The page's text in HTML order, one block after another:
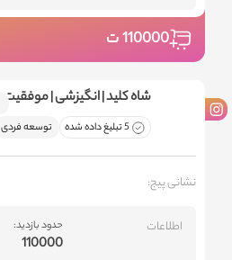
110000ت
شاه کلید | انگیزشی | موفقیت
5 تبلیغ داده شده توسعه فردی
نشانی پیج:
اطلاعات حدود بازدید:
110000